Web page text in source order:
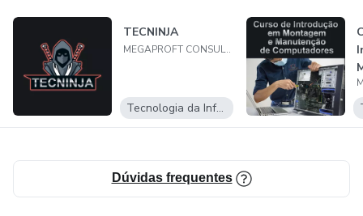
TECNINJA
MEGAPROFT CONSULTORIA EM TECNOLOGIA DA INFORMACAO LTDA
Tecnologia da Informação
Dúvidas frequentes